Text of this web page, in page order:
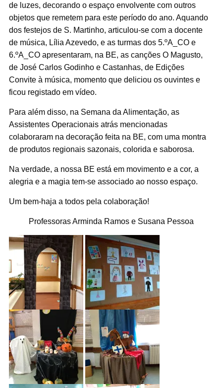
de luzes, decorando o espaço envolvente com outros
objetos que remetem para este período do ano. Aquando
dos festejos de S. Martinho, articulou-se com a docente
de música, Lília Azevedo, e as turmas dos 5.ºA_CO e
6.ºA_CO apresentaram, na BE, as canções O Magusto,
de José Carlos Godinho e Castanhas, de Edições
Convite à música, momento que deliciou os ouvintes e
ficou registado em vídeo.
Para além disso, na Semana da Alimentação, as
Assistentes Operacionais atrás mencionadas
colaboraram na decoração feita na BE, com uma montra
de produtos regionais sazonais, colorida e saborosa.
Na verdade, a nossa BE está em movimento e a cor, a
alegria e a magia tem-se associado ao nosso espaço.
Um bem-haja a todos pela colaboração!
Professoras Arminda Ramos e Susana Pessoa